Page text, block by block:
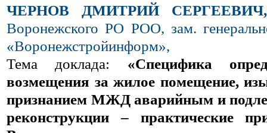
ЧЕРНОВ ДМИТРИЙ СЕРГЕЕВИЧ,
Воронежского РО РОО, зам.
«Воронежстройинформ»,
Тема доклада: «Специфика
возмещения за жилое помещение,
признанием МЖД аварийным и
реконструкции – практические